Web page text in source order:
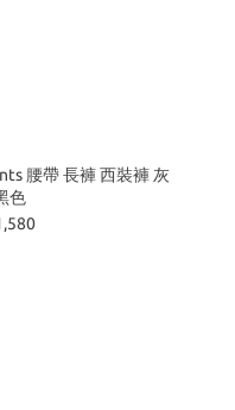
腰帶 長褲 西裝褲 灰
色